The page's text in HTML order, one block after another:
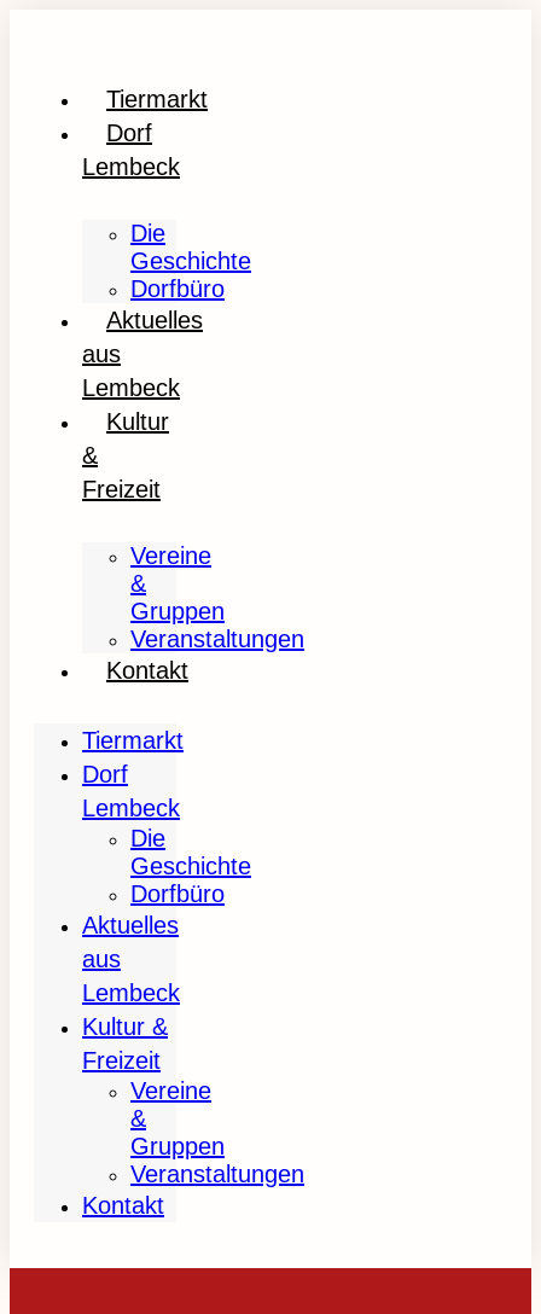
Tiermarkt
Dorf
Lembeck
Die
Geschichte
Dorfbüro
Aktuelles
aus
Lembeck
Kultur
&
Freizeit
Vereine
&
Gruppen
Veranstaltungen
Kontakt
Tiermarkt
Dorf
Lembeck
Die
Geschichte
Dorfbüro
Aktuelles
aus
Lembeck
Kultur &
Freizeit
Vereine
&
Gruppen
Veranstaltungen
Kontakt